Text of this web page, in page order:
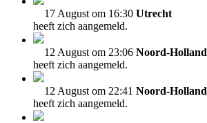
17 August om 16:30 Utrecht
heeft zich aangemeld.
12 August om 23:06 Noord-Holland
heeft zich aangemeld.
12 August om 22:41 Noord-Holland
heeft zich aangemeld.